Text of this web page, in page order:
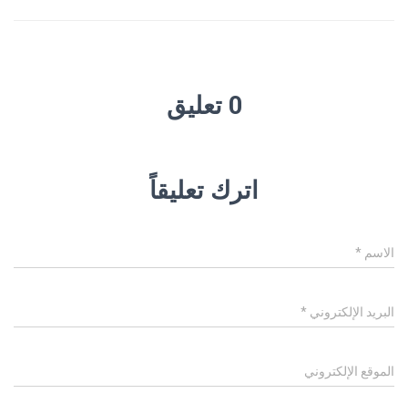
0 تعليق
اترك تعليقاً
الاسم *
البريد الإلكتروني *
الموقع الإلكتروني